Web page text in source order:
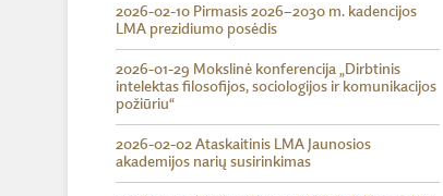
2026-02-10 Pirmasis 2026–2030 m. kadencijos
LMA prezidiumo posėdis
2026-01-29 Mokslinė konferencija „Dirbtinis
intelektas filosofijos, sociologijos ir komunikacijos
požiūriu“
2026-02-02 Ataskaitinis LMA Jaunosios
akademijos narių susirinkimas